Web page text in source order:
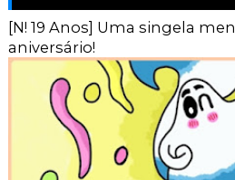
[N! 19 Anos] Uma singela
aniversário!